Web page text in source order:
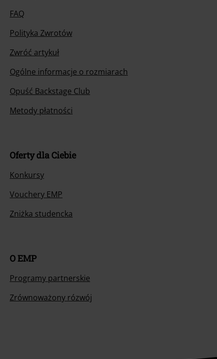
FAQ
Polityka Zwrotów
Zwróć artykuł
Ogólne informacje o rozmiarach
Opuść Backstage Club
Metody płatności
Oferty dla Ciebie
Konkursy
Vouchery EMP
Zniżka studencka
O EMP
Programy partnerskie
Zrównoważony rózwój